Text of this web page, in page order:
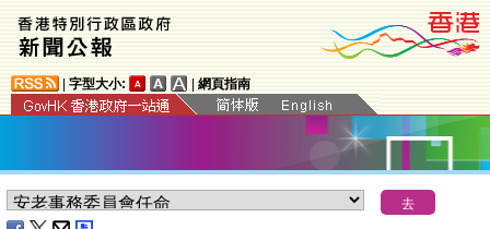
字型大小: 網頁指南